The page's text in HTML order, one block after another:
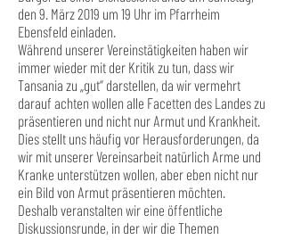
den 9. März 2019 um 19 Uhr im Pfarrheim
Ebensfeld einladen.
Während unserer Vereinstätigkeiten haben wir
immer wieder mit der Kritik zu tun, dass wir
Tansania zu „gut“ darstellen, da wir vermehrt
darauf achten wollen alle Facetten des Landes zu
präsentieren und nicht nur Armut und Krankheit.
Dies stellt uns häufig vor Herausforderungen, da
wir mit unserer Vereinsarbeit natürlich Arme und
Kranke unterstützen wollen, aber eben nicht nur
ein Bild von Armut präsentieren möchten.
Deshalb veranstalten wir eine öffentliche
Diskussionsrunde, in der wir die Themen